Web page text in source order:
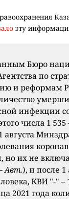
эту
Бюро
по
и реформам
инфекции
числа 1 535
августа
их не
Авт.), и после 1
КВИ "-" –
2021 года